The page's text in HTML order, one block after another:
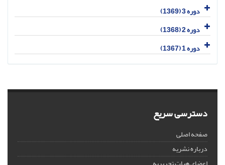
دوره 3 (1369)
دوره 2 (1368)
دوره 1 (1367)
دسترسی سریع
صفحه اصلی
درباره نشریه